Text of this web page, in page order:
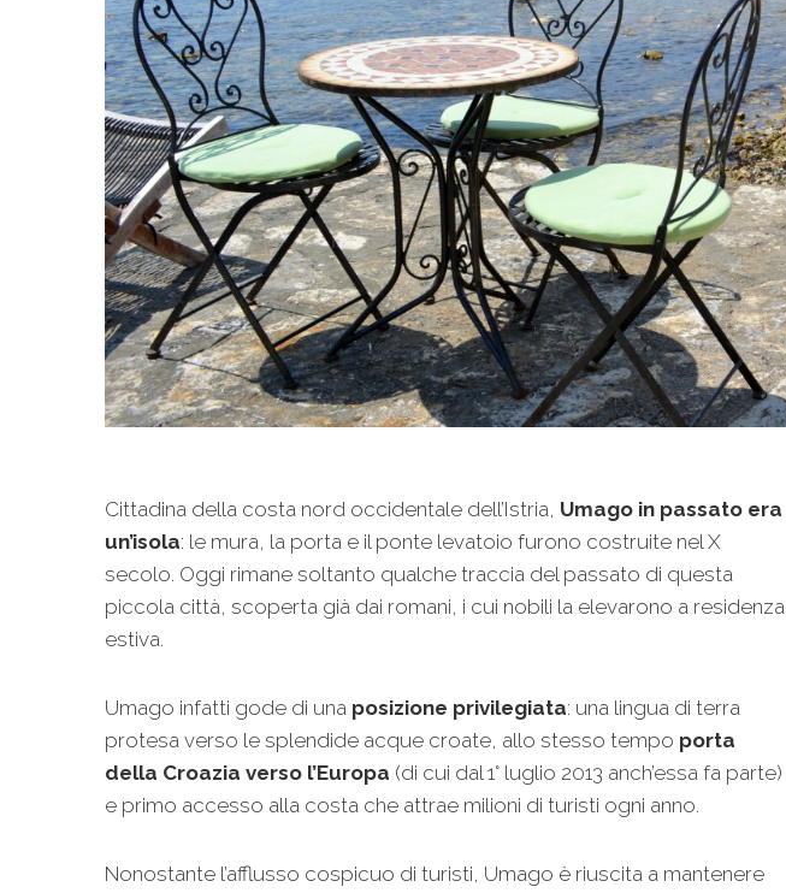
Cittadina della costa nord occidentale dell’Istria, Umago in passato era
un’isola: le mura, la porta e il ponte levatoio furono costruite nel X
secolo. Oggi rimane soltanto qualche traccia del passato di questa
piccola città, scoperta già dai romani, i cui nobili la elevarono a residenza
estiva.
Umago infatti gode di una posizione privilegiata: una lingua di terra
protesa verso le splendide acque croate, allo stesso tempo porta
della Croazia verso l’Europa (di cui dal 1° luglio 2013 anch’essa fa parte)
e primo accesso alla costa che attrae milioni di turisti ogni anno.
Nonostante l’afflusso cospicuo di turisti, Umago è riuscita a mantenere